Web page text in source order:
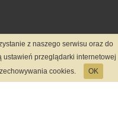
z naszego serwisu oraz do
ustawień przeglądarki internetowej
cookies.
OK